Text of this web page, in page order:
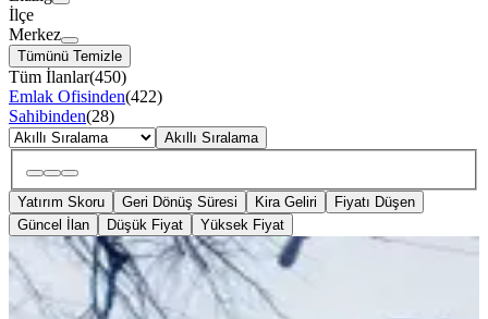
İlçe
Merkez
Tümünü Temizle
Tüm İlanlar(450)
Emlak Ofisinden(422)
Sahibinden(28)
Akıllı Sıralama
Yatırım Skoru Geri Dönüş Süresi Kira Geliri
Fiyatı Düşen
Güncel İlan
Düşük Fiyat Yüksek Fiyat
ÖNE ÇIKAN
%
Sürsürü Mahallesinde 2+1 Satılık
Eşyalı Daire